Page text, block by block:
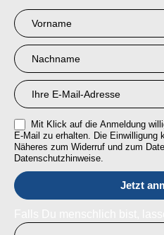
Newsletter
Anmeldung
RMI
Mit Klick auf die Anmeldung
E-Mail zu erhalten. Die Einwilligung
Näheres zum Widerruf und zum
Datenschutzhinweise.